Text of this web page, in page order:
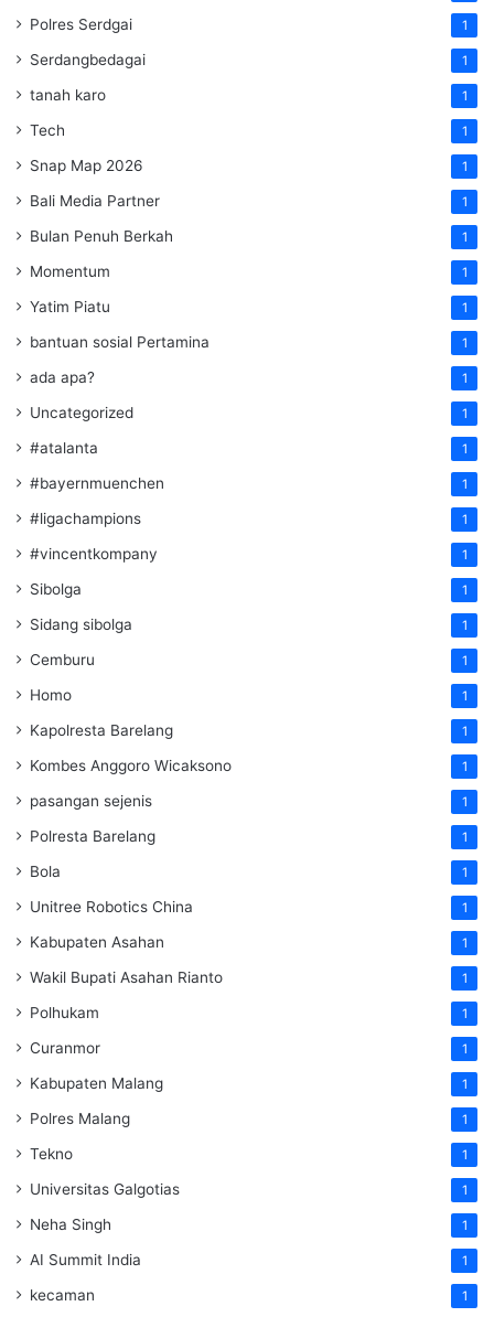
Polres Serdgai 1
Serdangbedagai 1
tanah karo 1
Tech 1
Snap Map 2026 1
Bali Media Partner 1
Bulan Penuh Berkah 1
Momentum 1
Yatim Piatu 1
bantuan sosial Pertamina 1
ada apa? 1
Uncategorized 1
#atalanta 1
#bayernmuenchen 1
#ligachampions 1
#vincentkompany 1
Sibolga 1
Sidang sibolga 1
Cemburu 1
Homo 1
Kapolresta Barelang 1
Kombes Anggoro Wicaksono 1
pasangan sejenis 1
Polresta Barelang 1
Bola 1
Unitree Robotics China 1
Kabupaten Asahan 1
Wakil Bupati Asahan Rianto 1
Polhukam 1
Curanmor 1
Kabupaten Malang 1
Polres Malang 1
Tekno 1
Universitas Galgotias 1
Neha Singh 1
AI Summit India 1
kecaman 1